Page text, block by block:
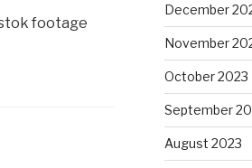
footage
December
November
October 2023
September
August 2023